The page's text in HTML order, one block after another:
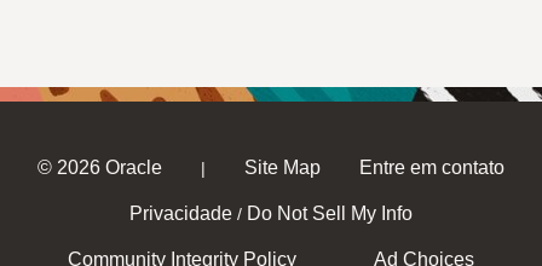
© 2026 Oracle | Site Map Entre em contato
Privacidade / Do Not Sell My Info
Community Integrity Policy Ad Choices